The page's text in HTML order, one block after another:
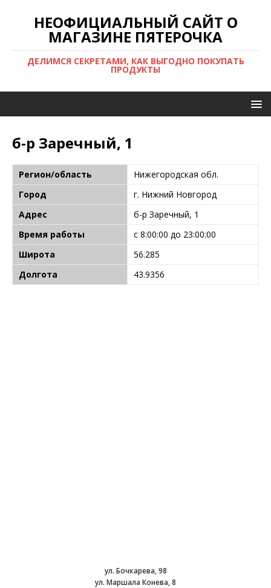
НЕОФИЦИАЛЬНЫЙ САЙТ О
МАГАЗИНЕ ПЯТЕРОЧКА
ДЕЛИМСЯ СЕКРЕТАМИ, КАК ВЫГОДНО ПОКУПАТЬ
ПРОДУКТЫ
б-р Заречный, 1
Регион/область
Нижегородская обл.
Город
г. Нижний Новгород
Адрес
б-р Заречный, 1
Время работы
с 8:00:00 до 23:00:00
Широта
56.285
Долгота
43.9356
ул. Бочкарева, 98
ул. Маршала Конева, 8